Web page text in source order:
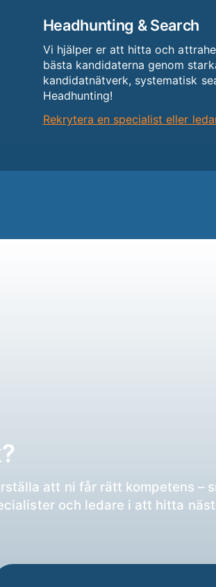
Headhunting & Search
Vi hjälper er att hitta och
bästa kandidaterna genom
kandidatnätverk, systematisk
Headhunting!
Rekrytera en specialist eller
att ni får rätt kompetens –
och ledare i att hitta